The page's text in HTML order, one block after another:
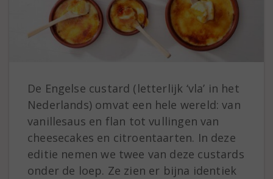
De Engelse custard (letterlijk ‘vla’ in het
Nederlands) omvat een hele wereld: van
vanillesaus en flan tot vullingen van
cheesecakes en citroentaarten. In deze
editie nemen we twee van deze custards
onder de loep. Ze zien er bijna identiek